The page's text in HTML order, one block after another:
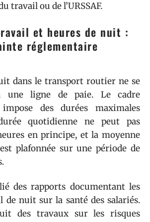
travail ou de l’URSSAF.
et heures de nuit :
réglementaire
dans le transport routier ne se
une ligne de paie. Le cadre
des durées maximales
quotidienne ne peut pas
en principe, et la moyenne
plafonnée sur une période de
des rapports documentant les
de nuit sur la santé des salariés.
des travaux sur les risques